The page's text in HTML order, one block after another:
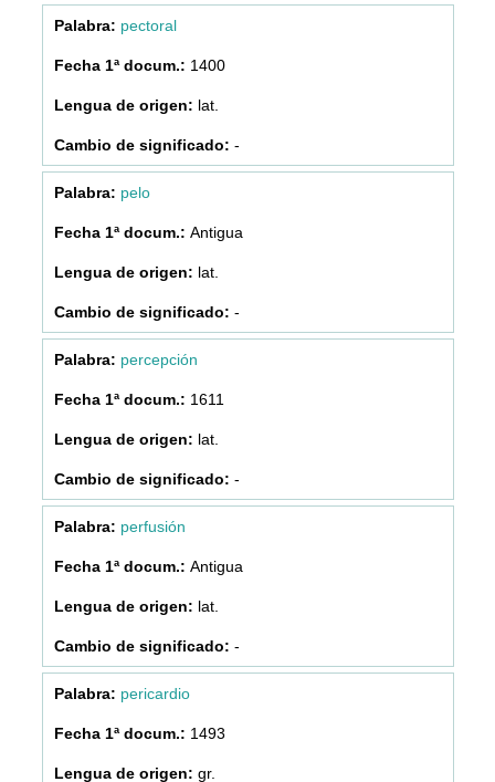
pectoral
1400
lat.
-
pelo
Antigua
lat.
-
percepción
1611
lat.
-
perfusión
Antigua
lat.
-
pericardio
1493
gr.